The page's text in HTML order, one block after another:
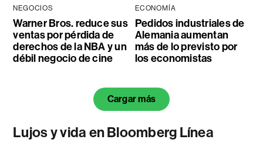
NEGOCIOS
Warner Bros. reduce sus
ventas por pérdida de
derechos de la NBA y un
débil negocio de cine
ECONOMÍA
Pedidos industriales de
Alemania aumentan
más de lo previsto por
los economistas
Cargar más
Lujos y vida en Bloomberg Línea